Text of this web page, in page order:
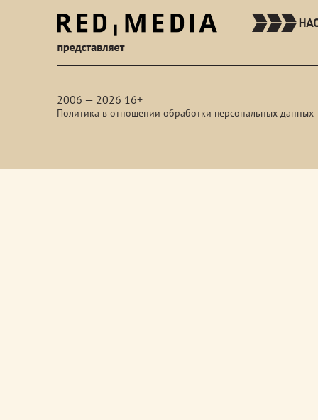
2006 — 2026 16+
Политика в отношении обработки персональных данных